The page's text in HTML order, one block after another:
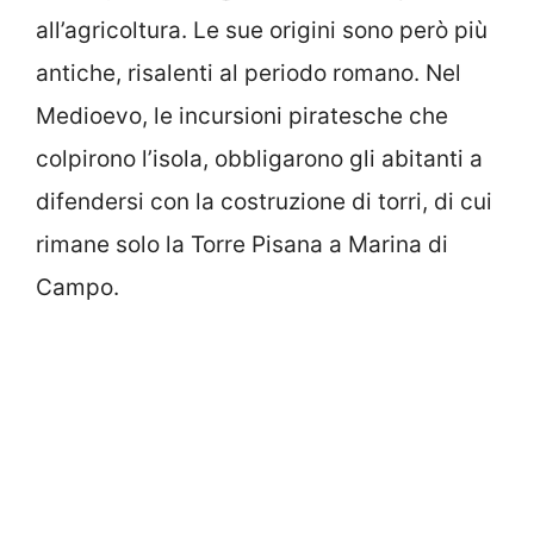
all’agricoltura. Le sue origini sono però più
antiche, risalenti al periodo romano. Nel
Medioevo, le incursioni piratesche che
colpirono l’isola, obbligarono gli abitanti a
difendersi con la costruzione di torri, di cui
rimane solo la Torre Pisana a Marina di
Campo.